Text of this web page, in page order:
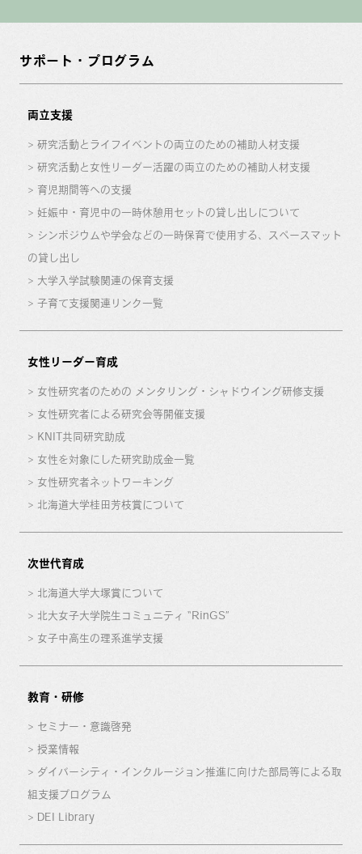
サポート・プログラム
両立支援
研究活動とライフイベントの両立のための補助人材支援
研究活動と女性リーダー活躍の両立のための補助人材支援
育児期間等への支援
妊娠中・育児中の一時休憩用セットの貸し出しについて
シンポジウムや学会などの一時保育で使用する、スペースマット
の貸し出し
大学入学試験関連の保育支援
子育て支援関連リンク一覧
女性リーダー育成
女性研究者のための メンタリング・シャドウイング研修支援
女性研究者による研究会等開催支援
KNIT共同研究助成
女性を対象にした研究助成金一覧
女性研究者ネットワーキング
北海道大学桂田芳枝賞について
次世代育成
北海道大学大塚賞について
北大女子大学院生コミュニティ “RinGS”
女子中高生の理系進学支援
教育・研修
セミナー・意識啓発
授業情報
ダイバーシティ・インクルージョン推進に向けた部局等による取
組支援プログラム
DEI Library